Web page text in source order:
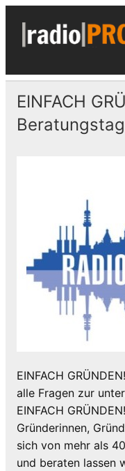
Skip
content
EINFACH
EINFACH
alle Fragen zur
EINFACH
Gründerinnen,
sich von mehr als
und beraten lassen